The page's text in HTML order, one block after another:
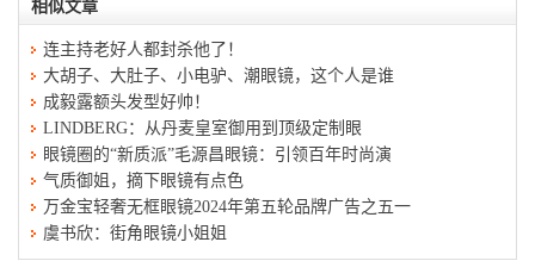
相似文章
连主持老好人都封杀他了！
大胡子、大肚子、小电驴、潮眼镜，这个人是谁
成毅露额头发型好帅！
LINDBERG：从丹麦皇室御用到顶级定制眼
眼镜圈的“新质派”毛源昌眼镜：引领百年时尚演
气质御姐，摘下眼镜有点色
万金宝轻奢无框眼镜2024年第五轮品牌广告之五一
虞书欣：街角眼镜小姐姐